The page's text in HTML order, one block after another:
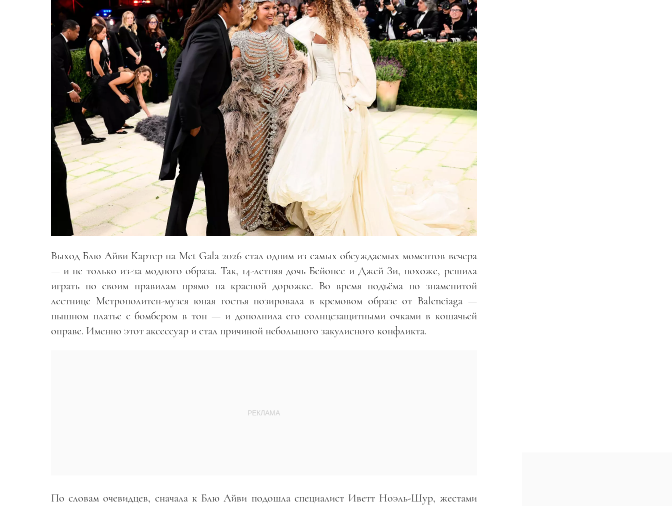
Выход Блю Айви Картер на Met Gala 2026 стал одним из самых обсуждаемых моментов вечера
— и не только из-за модного образа. Так, 14-летняя дочь Бейонсе и Джей Зи, похоже, решила
играть по своим правилам прямо на красной дорожке. Во время подъёма по знаменитой
лестнице Метрополитен-музея юная гостья позировала в кремовом образе от Balenciaga —
пышном платье с бомбером в тон — и дополнила его солнцезащитными очками в кошачьей
оправе. Именно этот аксессуар и стал причиной небольшого закулисного конфликта.
По словам очевидцев, сначала к Блю Айви подошла специалист Иветт Ноэль-Шур, жестами